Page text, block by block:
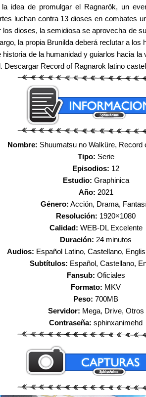
la idea de promulgar el Ragnarök, un
luchan contra 13 dioses en combates
los dioses, la semidiosa se aprovecha de
la propia Brunilda deberá reclutar a los
historia de la humanidad y guiarlos hacia la
Descargar Record of Ragnarok latino
Nombre: Shuumatsu no Walküre, Record
Tipo: Serie
Episodios: 12
Estudio: Graphinica
Año: 2021
Género: Acción, Drama,
Resolución: 1920×1080
Calidad: WEB-DL Excelente
Duración: 24 minutos
Audios: Español Latino, Castellano,
Subtítulos: Español, Castellano,
Fansub: Oficiales
Formato: MKV
Peso: 700MB
Servidor: Mega, Drive, Otros
Contraseña: sphinxanimehd